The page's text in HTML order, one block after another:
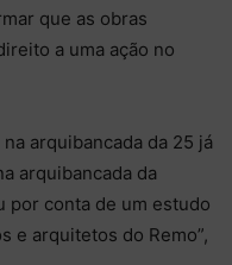
que as obras
a uma ação no
arquibancada da 25 já
arquibancada da
por conta de um estudo
e arquitetos do Remo”,